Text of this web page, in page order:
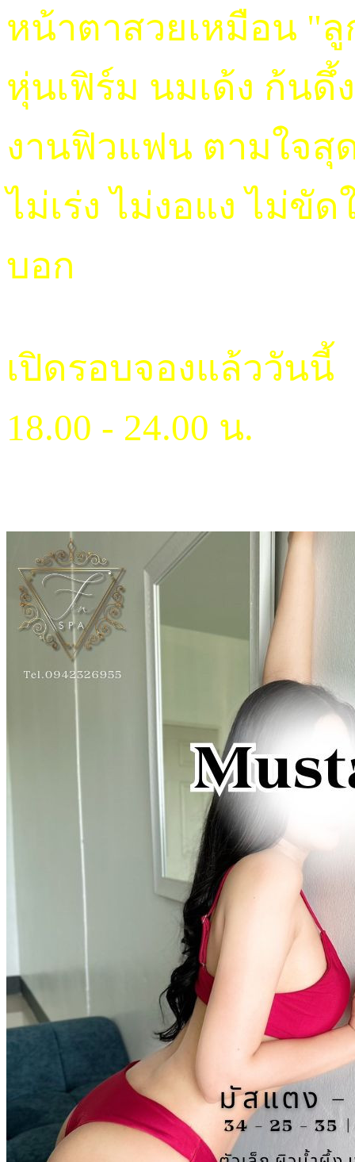
หน้าตาสวยเหมือน "ลู
หุ่นเฟิร์ม นมเด้ง ก้นดึ้
งานฟิวแฟน ตามใจสุ
ไม่เร่ง ไม่งอแง ไม่ขั
บอก
เปิดรอบจองแล้ววันนี้
18.00 - 24.00 น.